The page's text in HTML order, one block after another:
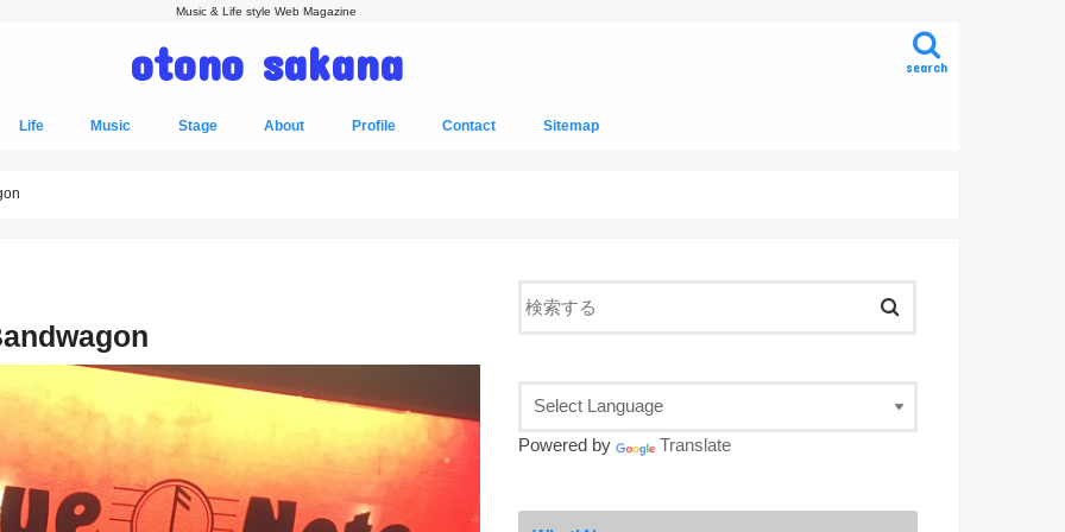
Music & Life style Web Magazine
otono sakana search
Life Music Stage About Profile Contact Sitemap
Powered by Translate